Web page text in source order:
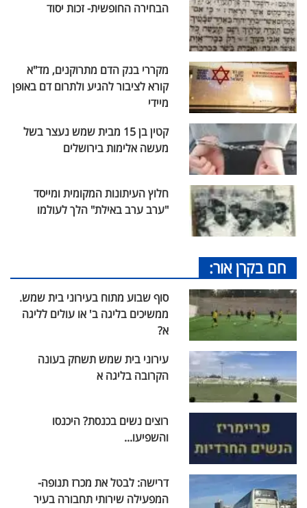
הבחירה החופשית- זכות יסוד
מקררי בנק הדם מתרוקנים, מד"א
קורא לציבור להגיע ולתרום דם באופן
מיידי
קטין בן 15 מבית שמש נעצר בשל
מעשה אלימות בירושלים
חלוץ העיתונות המקומית ומייסד
"ערב ערב באילת" הלך לעולמו
חם בקרן אור:
סוף שבוע מתוח בעירוני בית שמש.
ממשיכים בליגה ב' או עולים לליגה
א?
עירוני בית שמש תשחק בעונה
הקרובה בליגה א
רוצים נשים בכנסת? היכנסו
והשפיעו...
דרישה: לבטל את מכרז תנופה-
המפעילה שירותי תחבורה בעיר